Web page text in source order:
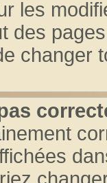
les
des
changer